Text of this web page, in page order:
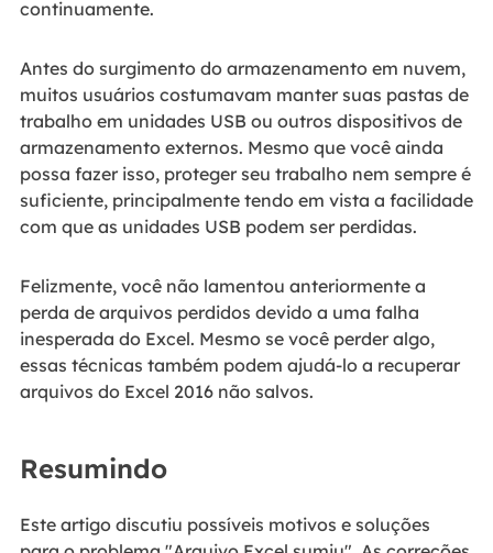
continuamente.
Antes do surgimento do armazenamento em nuvem,
muitos usuários costumavam manter suas pastas de
trabalho em unidades USB ou outros dispositivos de
armazenamento externos. Mesmo que você ainda
possa fazer isso, proteger seu trabalho nem sempre é
suficiente, principalmente tendo em vista a facilidade
com que as unidades USB podem ser perdidas.
Felizmente, você não lamentou anteriormente a
perda de arquivos perdidos devido a uma falha
inesperada do Excel. Mesmo se você perder algo,
essas técnicas também podem ajudá-lo a recuperar
arquivos do Excel 2016 não salvos.
Resumindo
Este artigo discutiu possíveis motivos e soluções